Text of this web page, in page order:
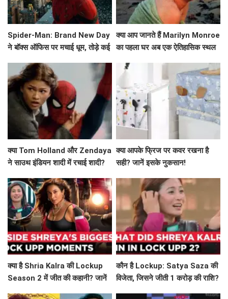
Spider-Man: Brand New Day
ने बॉक्स ऑफिस पर मचाई धूम, तोड़े कई
क्या आप जानते हैं Marilyn Monroe
का पहला घर अब एक ऐतिहासिक स्थल
क्या Tom Holland और Zendaya
ने साउथ इंडियन शादी में रचाई शादी?
क्या आपके फ्रिज पर कवर रखना है
सही? जानें इसके नुकसान!
क्या है Shria Kalra की Lockup
Season 2 में जीत की कहानी? जानें
कौन है Lockup: Satya Saza की
विजेता, जिसने जीती 1 करोड़ की राशि?